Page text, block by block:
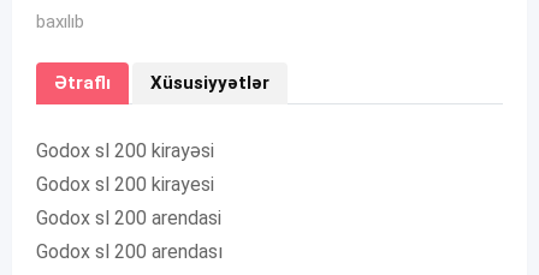
baxılıb
Ətraflı Xüsusiyyətlər
Godox sl 200 kirayəsi
Godox sl 200 kirayesi
Godox sl 200 arendasi
Godox sl 200 arendası